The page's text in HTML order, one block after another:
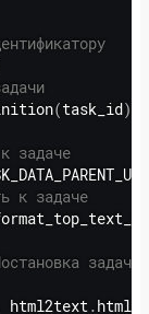
(task_id)
задаче
к задаче
html2text.